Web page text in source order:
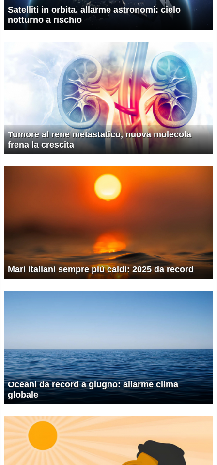
Satelliti in orbita, allarme astronomi: cielo
notturno a rischio
Tumore al rene metastatico, nuova molecola
frena la crescita
Mari italiani sempre più caldi: 2025 da record
Oceani da record a giugno: allarme clima
globale